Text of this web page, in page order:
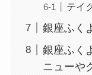
テイ
銀座ふく
銀座ふく
ニューや